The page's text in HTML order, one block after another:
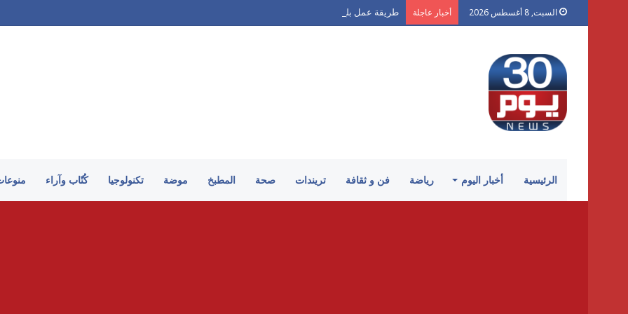
السبت, 8 أغسطس 2026 أخبار عاجلة طريقة عمل بلح الشام على الطريقة السورية
الرئيسية أخبار اليوم رياضة فن و ثقافة تريندات صحة المطبخ موضة تكنولوجيا كُتّاب وآراء